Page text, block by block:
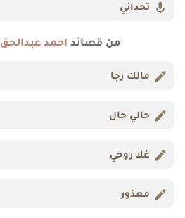
تحداني
من قصائد احمد عبدالحق
مالك رجا
حالي حال
غلا روحي
معذور